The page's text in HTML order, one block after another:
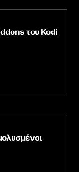
του Kodi